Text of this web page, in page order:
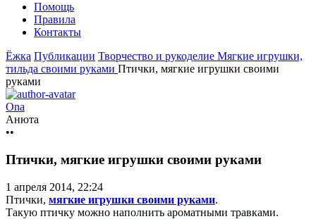
Помощь
Правила
Контакты
Ёжка Публикации Творчество и рукоделие Мягкие игрушки,
тильда своими руками Птички, мягкие игрушки своими
руками
Ona
Анюта
••
Птички, мягкие игрушки своими руками
1 апреля 2014, 22:24
Птички, мягкие игрушки своими руками.
Такую птичку можно наполнить ароматными травками.